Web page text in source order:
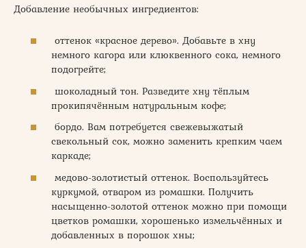
Добавление необычных ингредиентов:
оттенок «красное дерево». Добавьте в хну
немного кагора или клюквенного сока, немного
подогрейте;
шоколадный тон. Разведите хну тёплым
прокипячённым натуральным кофе;
бордо. Вам потребуется свежевыжатый
свекольный сок, можно заменить крепким чаем
каркаде;
медово-золотистый оттенок. Воспользуйтесь
куркумой, отваром из ромашки. Получить
насыщенно-золотой оттенок можно при помощи
цветков ромашки, хорошенько измельчённых и
добавленных в порошок хны;